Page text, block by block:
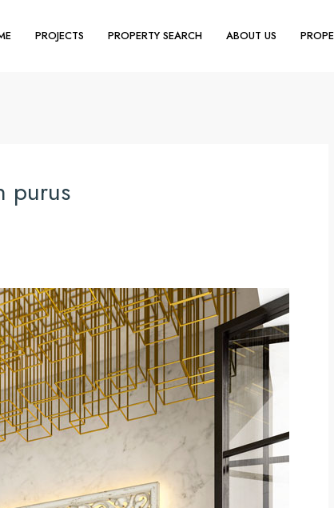
PROJECTS PROPERTY SEARCH ABOUT US
purus